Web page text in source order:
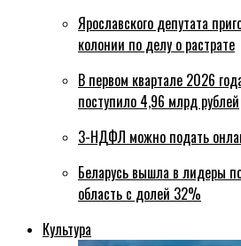
Ярославского депутата
колонии по делу о растрате
В первом квартале 2026
поступило 4,96 млрд рублей
3-НДФЛ можно подать
Беларусь вышла в лидеры
область с долей 32%
Культура